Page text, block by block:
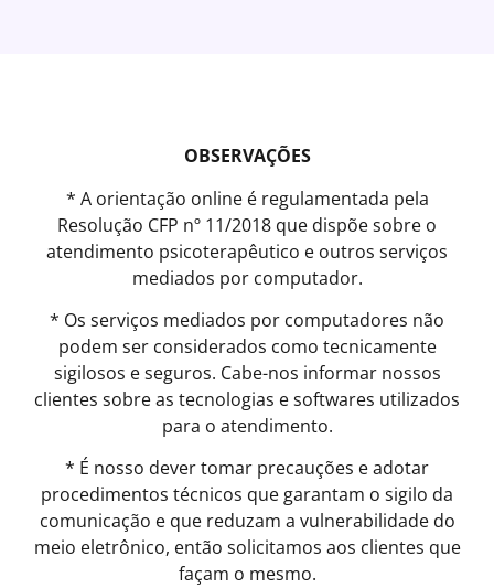
OBSERVAÇÕES
* A orientação online é regulamentada pela
Resolução CFP nº 11/2018 que dispõe sobre o
atendimento psicoterapêutico e outros serviços
mediados por computador.
* Os serviços mediados por computadores não
podem ser considerados como tecnicamente
sigilosos e seguros. Cabe-nos informar nossos
clientes sobre as tecnologias e softwares utilizados
para o atendimento.
* É nosso dever tomar precauções e adotar
procedimentos técnicos que garantam o sigilo da
comunicação e que reduzam a vulnerabilidade do
meio eletrônico, então solicitamos aos clientes que
façam o mesmo.